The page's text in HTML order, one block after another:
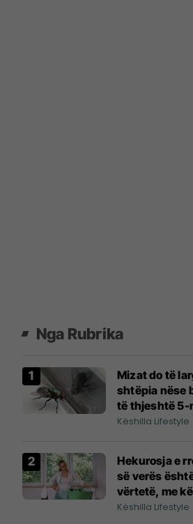
Nga Rubrika
Mizat do të
shtëpia nëse
të thjeshtë 5-
kuzhinë gjatë
Këshilla Lifestyle
Hekurosja e
së verës
vërtetë, me
do ta harroni
Këshilla Lifestyle